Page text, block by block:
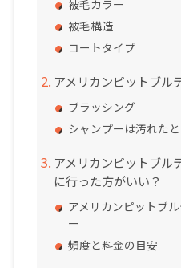
被毛カラー
被毛構造
コートタイプ
アメリカンピットブル
ブラッシング
シャンプーは汚れた
アメリカンピットブル
に行った方がいい？
アメリカンピットブ
ー
頻度と料金の目安